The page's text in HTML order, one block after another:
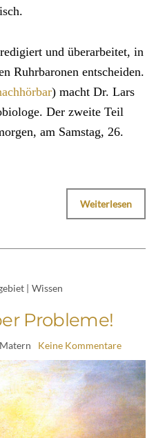
und überarbeitet, in
Ruhrbaronen entscheiden.
) macht Dr. Lars
Der zweite Teil
am Samstag, 26.
Weiterlesen
| Wissen
Probleme!
Keine Kommentare